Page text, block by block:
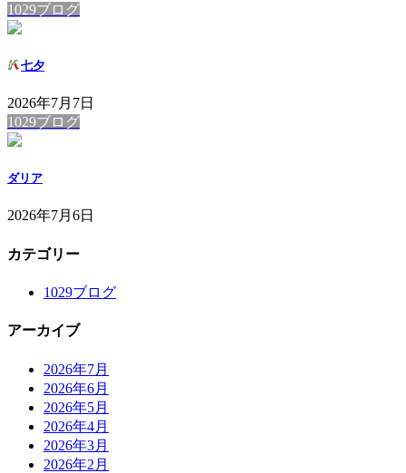
1029ブログ
七夕
2026年7月7日
1029ブログ
ダリア
2026年7月6日
カテゴリー
1029ブログ
アーカイブ
2026年7月
2026年6月
2026年5月
2026年4月
2026年3月
2026年2月